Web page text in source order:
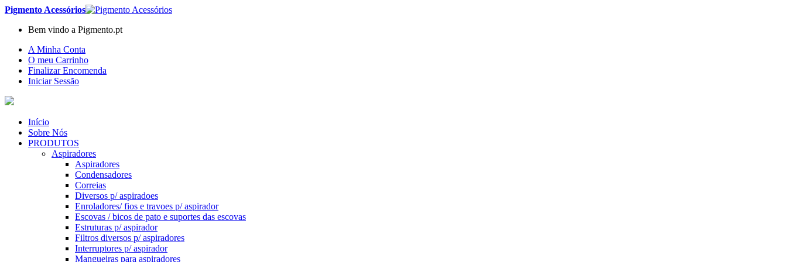
Pigmento Acessórios
Bem vindo a Pigmento.pt
A Minha Conta
O meu Carrinho
Finalizar Encomenda
Iniciar Sessão
Início
Sobre Nós
PRODUTOS
Aspiradores
Aspiradores
Condensadores
Correias
Diversos p/ aspiradoes
Enroladores/ fios e travoes p/ aspirador
Escovas / bicos de pato e suportes das escovas
Estruturas p/ aspirador
Filtros diversos p/ aspiradores
Interruptores p/ aspirador
Mangueiras para aspiradores